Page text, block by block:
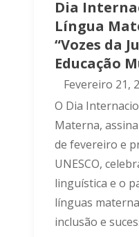
Dia
Língua
“Vozes da
Educação
Fevereiro 21,
O Dia
Materna,
de fevereiro e
UNESCO,
linguística e o
línguas
inclusão e